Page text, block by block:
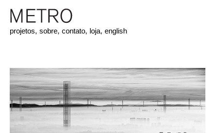
projetos, sobre, contato, loja, english